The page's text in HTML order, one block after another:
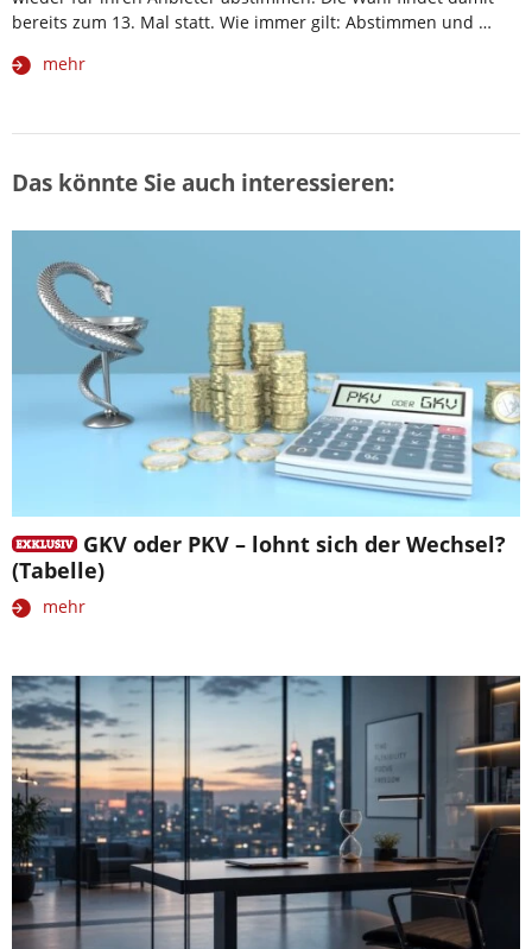
bereits zum 13. Mal statt. Wie immer gilt: Abstimmen und …
mehr
Das könnte Sie auch interessieren:
GKV oder PKV – lohnt sich der Wechsel?
(Tabelle)
mehr